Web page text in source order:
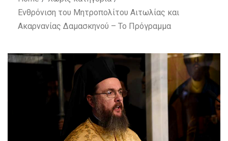
Ενθρόνιση του Μητροπολίτου Αιτωλίας και
Ακαρνανίας Δαμασκηνού – Το Πρόγραμμα